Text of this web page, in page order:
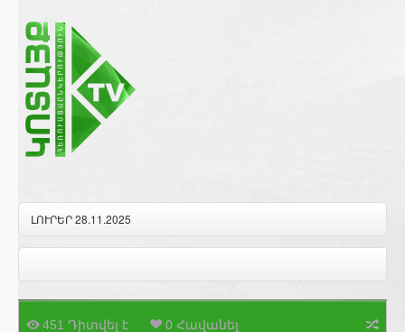
ԼՈՒՐԵՐ 28.11.2025
451 Դիտվել է 0 Հավանել